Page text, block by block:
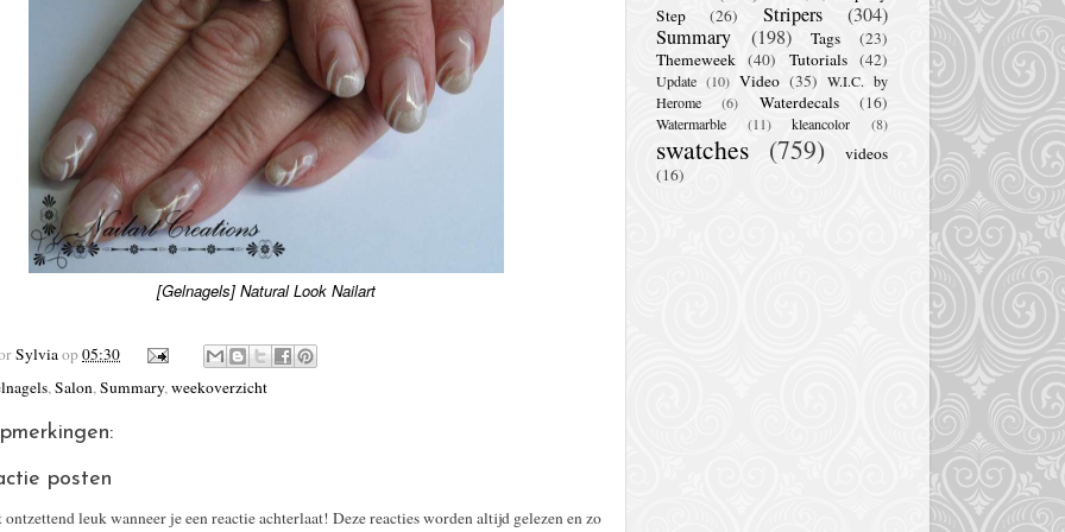
[Gelnagels] Natural Look Nailart
Sylviaop05:30
,Salon,Summary,weekoverzicht
posten
leuk wanneer je een reactie achterlaat! Deze reacties worden altijd gelezen en zo
Step
(26) Stripers
(304)
Summary
(198) Tags
(23)
Themeweek (40) Tutorials (42)
Update (10) Video (35) W.I.C. by
Herome
(6) Waterdecals (16)
Watermarble (11) kleancolor (8)
swatches (759)
videos
(16)